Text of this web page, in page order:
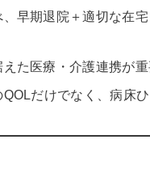
早期退院＋適切な在
た医療・介護連携が重
だけでなく、病床ひ